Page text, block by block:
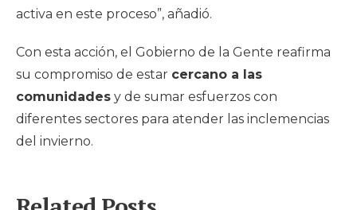
activa en este proceso”, añadió.
Con esta acción, el Gobierno de la Gente reafirma
su compromiso de estar cercano a las
comunidades y de sumar esfuerzos con
diferentes sectores para atender las inclemencias
del invierno.